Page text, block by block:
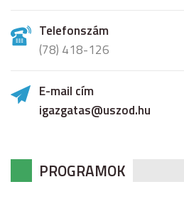
Telefonszám
(78) 418-126
E-mail cím
igazgatas@uszod.hu
PROGRAMOK